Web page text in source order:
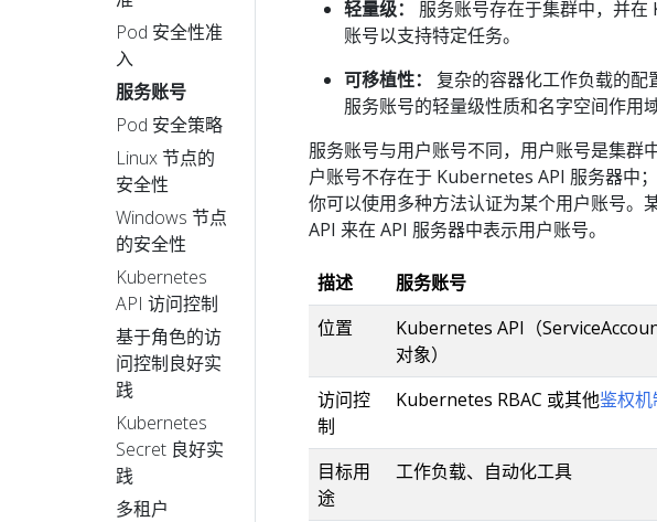
Pod 安全性准
入
服务账号
Pod 安全策略
Linux 节点的
安全性
Windows 节点
的安全性
Kubernetes
API 访问控制
基于角色的访
问控制良好实
践
Kubernetes
Secret 良好实
践
多租户
轻量级：
服务账号存在于集群中，并
账号以支持特定任务。
可移植性：
复杂的容器化工作负载的配
服务账号的轻量级性质和名字空间作用
服务账号与用户账号不同，用户账号是集群
户账号不存在于 Kubernetes API 服务器中
你可以使用多种方法认证为某个用户账号
API 来在 API 服务器中表示用户账号。
描述 服务账号
位置
Kubernetes API（
对象）
访问控
制
Kubernetes RBAC 或其他鉴权机
目标用
途
工作负载、自动化工具